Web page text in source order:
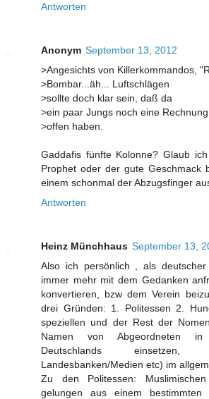
Antworten
Anonym September 13, 2012
>Angesichts von Killerkommandos,
>Bombar...äh... Luftschlägen
>sollte doch klar sein, daß da
>ein paar Jungs noch eine Rechnung
>offen haben.
Gaddafis fünfte Kolonne? Glaub
Prophet oder der gute Geschmack
einem schonmal der Abzugsfinger
Antworten
Heinz Münchhaus September 13,
Also ich persönlich , als
immer mehr mit dem Gedanken
konvertieren, bzw dem Verein
drei Gründen: 1. Politessen 2.
speziellen und der Rest der
Namen von Abgeordneten in
Deutschlands einsetzen,
Landesbanken/Medien etc) im
Zu den Politessen:
gelungen aus einem